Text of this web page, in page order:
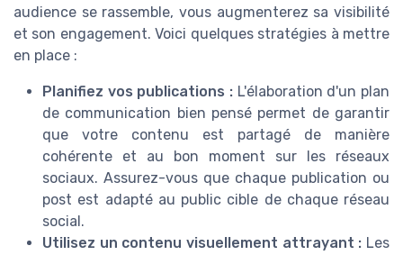
audience se rassemble, vous augmenterez sa visibilité
et son engagement. Voici quelques stratégies à mettre
en place :
Planifiez vos publications : L'élaboration d'un plan
de communication bien pensé permet de garantir
que votre contenu est partagé de manière
cohérente et au bon moment sur les réseaux
sociaux. Assurez-vous que chaque publication ou
post est adapté au public cible de chaque réseau
social.
Utilisez un contenu visuellement attrayant : Les